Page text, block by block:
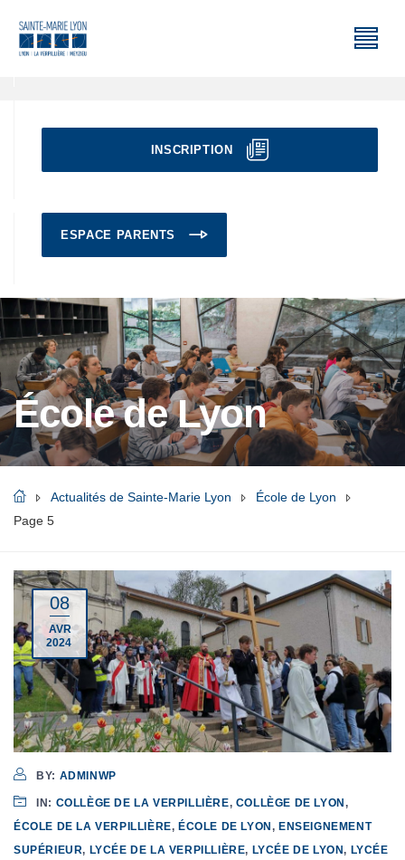
INSCRIPTION
ESPACE PARENTS
École de Lyon
Actualités de Sainte-Marie Lyon
École de Lyon
Page 5
08
AVR
2024
BY: ADMINWP
IN: COLLÈGE DE LA VERPILLIÈRE, COLLÈGE DE LYON,
ÉCOLE DE LA VERPILLIÈRE,ÉCOLE DE LYON,ENSEIGNEMENT
SUPÉRIEUR, LYCÉE DE LA VERPILLIÈRE, LYCÉE DE LYON, LYCÉE